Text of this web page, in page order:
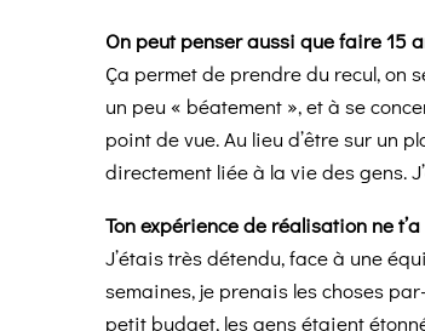
On peut penser aussi que faire 15
Ça permet de prendre du recul, on
un peu « béatement », et à se
point de vue. Au lieu d’être sur un
directement liée à la vie des gens.
Ton expérience de réalisation ne
J’étais très détendu, face à une
semaines, je prenais les choses
petit budget, les gens étaient